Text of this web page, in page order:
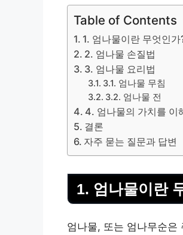
Table of Contents
1. 엄나물이란 무엇인가
2. 엄나물 손질법
3. 엄나물 요리법
3.1. 엄나물 무침
3.2. 엄나물 전
4. 엄나물의 가치를 이
결론
자주 묻는 질문과 답변
1. 엄나물이란
엄나물, 또는 엄나무순은